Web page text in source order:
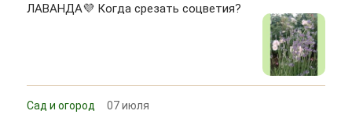
ЛАВАНДА💜 Когда срезать соцветия?
Сад и огород 07 июля